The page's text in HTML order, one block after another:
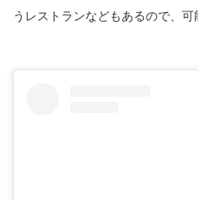
うレストランなどもあるので、可